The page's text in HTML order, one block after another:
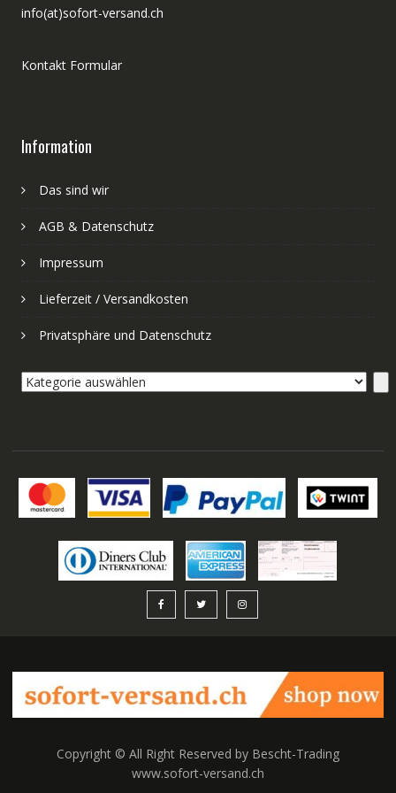
info(at)sofort-versand.ch
Kontakt Formular
Information
Das sind wir
AGB & Datenschutz
Impressum
Lieferzeit / Versandkosten
Privatsphäre und Datenschutz
Kategorie
Copyright © All Right Reserved by Bescht-Trading
www.sofort-versand.ch